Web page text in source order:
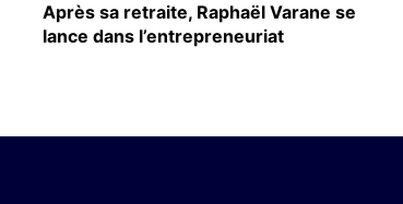
Après sa retraite, Raphaël Varane se
lance dans l’entrepreneuriat